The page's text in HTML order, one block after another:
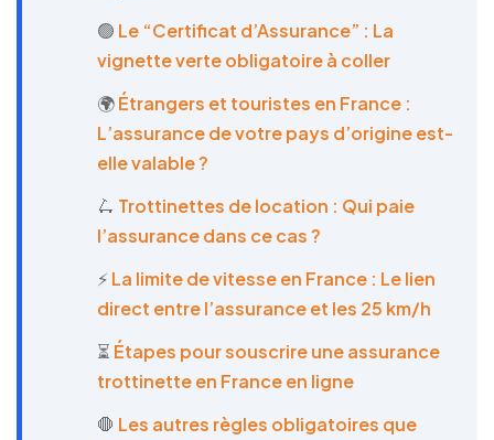
🟢 Le “Certificat d’Assurance” : La
vignette verte obligatoire à coller
🌍Étrangers et touristes en France :
L’assurance de votre pays d’origine est-
elle valable ?
🛴 Trottinettes de location : Qui paie
l’assurance dans ce cas ?
⚡La limite de vitesse en France : Le lien
direct entre l’assurance et les 25 km/h
⏳ Étapes pour souscrire une assurance
trottinette en France en ligne
🛑 Les autres règles obligatoires que